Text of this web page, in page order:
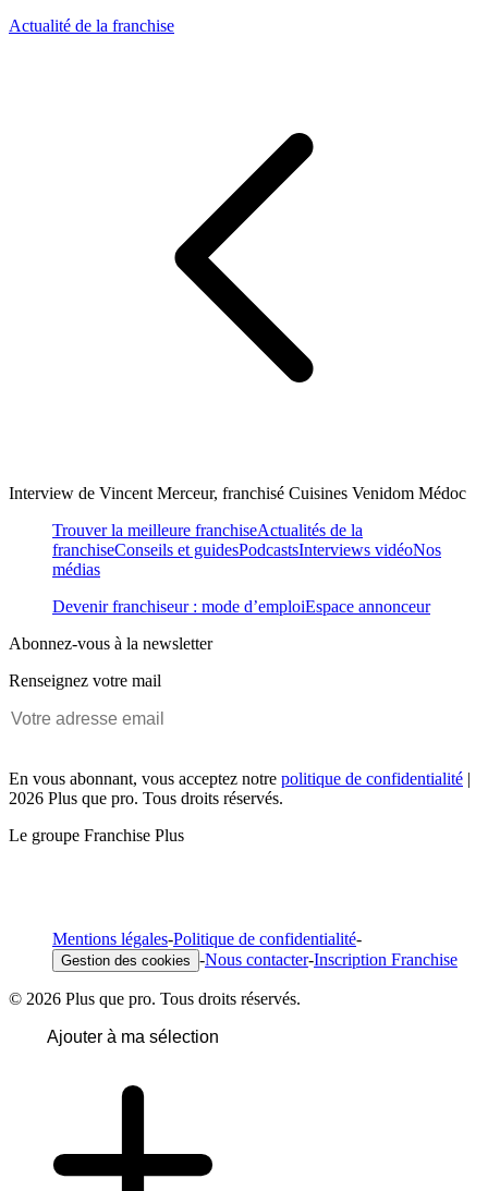
Actualité de la franchise
Interview de Vincent Merceur, franchisé Cuisines Venidom Médoc
Trouver la meilleure franchiseActualités de la
franchiseConseils et guidesPodcastsInterviews vidéoNos
médias
Devenir franchiseur : mode d’emploiEspace annonceur
Abonnez-vous à la newsletter
Renseignez votre mail
En vous abonnant, vous acceptez notre politique de confidentialité |
2026 Plus que pro. Tous droits réservés.
Le groupe Franchise Plus
Mentions légales-Politique de confidentialité-
Gestion des cookies -Nous contacter-Inscription Franchise
© 2026 Plus que pro. Tous droits réservés.
Ajouter à ma sélection